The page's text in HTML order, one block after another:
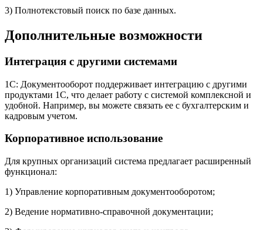
3) Полнотекстовый поиск по базе данных.
Дополнительные возможности
Интеграция с другими системами
1С: Документооборот поддерживает интеграцию с другими
продуктами 1С, что делает работу с системой комплексной и
удобной. Например, вы можете связать ее с бухгалтерским и
кадровым учетом.
Корпоративное использование
Для крупных организаций система предлагает расширенный
функционал:
1) Управление корпоративным документооборотом;
2) Ведение нормативно-справочной документации;